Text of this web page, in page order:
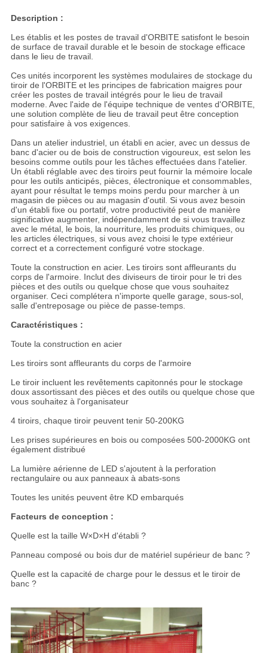
Description :
Les établis et les postes de travail d'ORBITE satisfont le besoin
de surface de travail durable et le besoin de stockage efficace
dans le lieu de travail.
Ces unités incorporent les systèmes modulaires de stockage du
tiroir de l'ORBITE et les principes de fabrication maigres pour
créer les postes de travail intégrés pour le lieu de travail
moderne. Avec l'aide de l'équipe technique de ventes d'ORBITE,
une solution complète de lieu de travail peut être conception
pour satisfaire à vos exigences.
Dans un atelier industriel, un établi en acier, avec un dessus de
banc d'acier ou de bois de construction vigoureux, est selon les
besoins comme outils pour les tâches effectuées dans l'atelier.
Un établi réglable avec des tiroirs peut fournir la mémoire locale
pour les outils anticipés, pièces, électronique et consommables,
ayant pour résultat le temps moins perdu pour marcher à un
magasin de pièces ou au magasin d'outil. Si vous avez besoin
d'un établi fixe ou portatif, votre productivité peut de manière
significative augmenter, indépendamment de si vous travaillez
avec le métal, le bois, la nourriture, les produits chimiques, ou
les articles électriques, si vous avez choisi le type extérieur
correct et a correctement configuré votre stockage.
Toute la construction en acier. Les tiroirs sont affleurants du
corps de l'armoire. Inclut des diviseurs de tiroir pour le tri des
pièces et des outils ou quelque chose que vous souhaitez
organiser. Ceci complétera n'importe quelle garage, sous-sol,
salle d'entreposage ou pièce de passe-temps.
Caractéristiques :
Toute la construction en acier
Les tiroirs sont affleurants du corps de l'armoire
Le tiroir incluent les revêtements capitonnés pour le stockage
doux assortissant des pièces et des outils ou quelque chose que
vous souhaitez à l'organisateur
4 tiroirs, chaque tiroir peuvent tenir 50-200KG
Les prises supérieures en bois ou composées 500-2000KG ont
également distribué
La lumière aérienne de LED s'ajoutent à la perforation
rectangulaire ou aux panneaux à abats-sons
Toutes les unités peuvent être KD embarqués
Facteurs de conception :
Quelle est la taille W×D×H d'établi ?
Panneau composé ou bois dur de matériel supérieur de banc ?
Quelle est la capacité de charge pour le dessus et le tiroir de
banc ?